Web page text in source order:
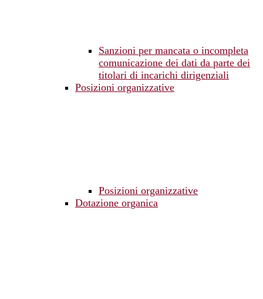
Sanzioni per mancata o incompleta
comunicazione dei dati da parte dei
titolari di incarichi dirigenziali
Posizioni organizzative
Posizioni organizzative
Dotazione organica